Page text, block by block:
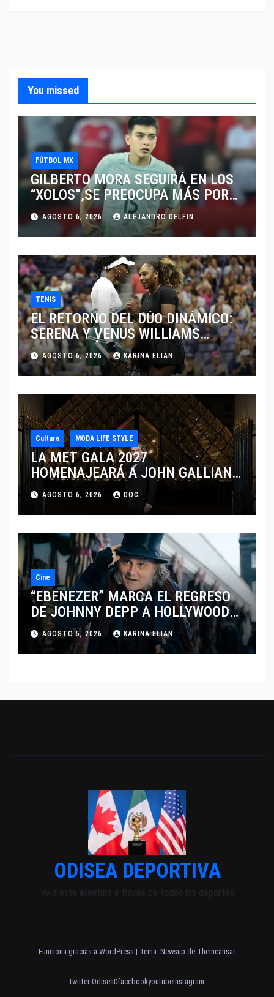
You missed
FÚTBOL MX
GILBERTO MORA SEGUIRÁ EN LOS
“XOLOS”,SE PREOCUPA MÁS POR
JUGAR EN SU EQUIPO.
AGOSTO 6, 2026 ALEJANDRO DELFIN
TENIS
EL RETORNO DEL DÚO DINÁMICO:
SERENA Y VENUS WILLIAMS
DISPUTARÁN LOS DOBLES EN
CINCINNATI 2026
AGOSTO 6, 2026 KARINA ELIAN
Cultura MODA LIFE STYLE
LA MET GALA 2027
HOMENAJEARÁ A JOHN GALLIANO
MARCANDO EL REGRESO DEL REY
DEL DRAMATISMO
AGOSTO 6, 2026 DOC
Cine
“EBENEZER” MARCA EL REGRESO
DE JOHNNY DEPP A HOLLYWOOD
TRAS SU PASO POR EL CINE
INDEPENDIENTE EUROPEO
AGOSTO 5, 2026 KARINA ELIAN
ODISEA DEPORTIVA
Vive esta aventura a través de todos los deportes
Funciona gracias a WordPress | Tema: Newsup de Themeansar
twitter OdiseaDfacebookyoutubeInstagram